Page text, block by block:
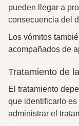
pueden llegar a
consecuencia del
Los vómitos
acompañados de
Tratamiento de
El tratamiento
que identificarlo
administrar el